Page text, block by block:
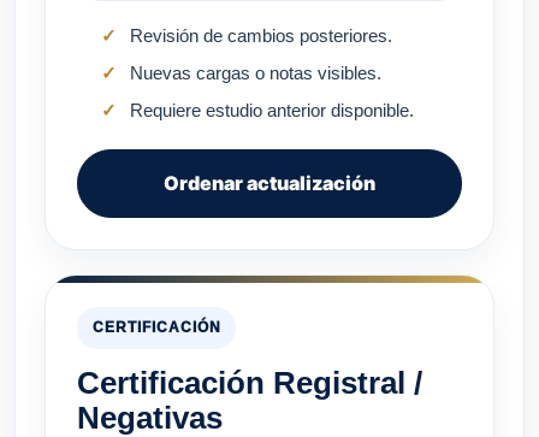
Revisión de cambios posteriores.
Nuevas cargas o notas visibles.
Requiere estudio anterior disponible.
Ordenar actualización
CERTIFICACIÓN
Certificación Registral /
Negativas